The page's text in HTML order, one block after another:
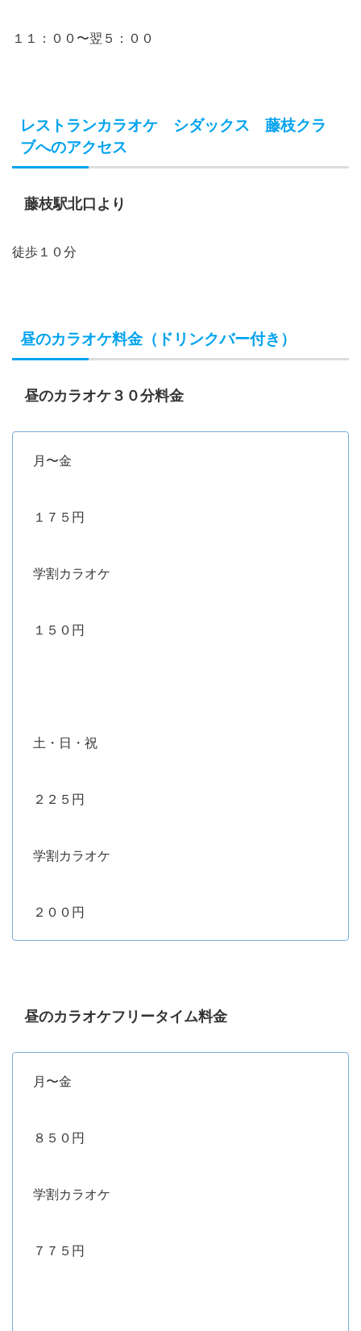
１１：００〜翌５：００
レストランカラオケ シダックス 藤枝クラ
ブへのアクセス
藤枝駅北口より
徒歩１０分
昼のカラオケ料金（ドリンクバー付き）
昼のカラオケ３０分料金
月〜金
１７５円
学割カラオケ
１５０円
土・日・祝
２２５円
学割カラオケ
２００円
昼のカラオケフリータイム料金
月〜金
８５０円
学割カラオケ
７７５円